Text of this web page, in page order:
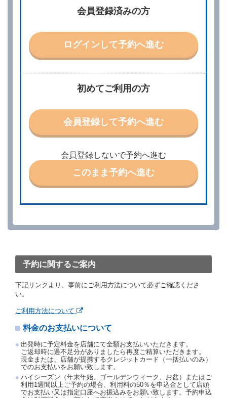
別に定める料金表等に同意のうえ、別に定める方法に
他の借受条件（以下「借受条件」といいます。）を明
示して予約の申込みを行うことができます。なお、当
社は、電話連絡並びに電子メールによる予約に応じま
責任を負わないものとします。
当社は、借受人から予約の申込みがあったときは、原
則として、当社の保有するレンタカーの範囲内で予約
特に認める場合を除き、別に定める予約申込金を支払
うものとします。
第３条（予約の変更）
ときは、あらかじめ当社の承諾を受けなければならな
いものとします。
第４条（予約の取消し等）
ができます。
を１時間以上経過してもレンタカー貸渡契約（以下
約取消手数料を当社に支払うものとし、当社は、この
予約取消手数料の支払いがあったときは、受領済の予
約申込金を借受人に返還するものとします。
当社の都合により、予約が取り消されたとき、又は貸
約申込金を返還するものとします。
若しくは当社のいずれの責にもよらない事由により貸
たものとします。この場合、当社は受領済の予約申込
金を返還するものとします。
第５条（代替レンタカー）
当社は、借受人から予約のあった車種クラスのレンタ
カーを貸し渡すことができないときは、予約と異なる
初めてご利用の方
会員登録して予約へ進む
会員登録しないで予約へ進む
このまま予約へ進む
会員登録済みの方
ログインして予約へ進む
予約に関するご案内
下記リンクより、事前にご利用方法について必ずご確認くださ
い。
ご利用方法について
料金のお支払いについて
出発時に予定料金を店舗にて全額お支払いいただきます。
ご返却時に過不足分がありましたら再度ご精算いただきます。
現金または、店舗が提携するクレジットカード（一括払いのみ）
でのお支払いをお願い致します。
ハイシーズン（年末年始、ゴールデンウィーク、お盆）またはご
利用1週間以上ご予約の場合、利用料の50％を申込金として店頭
でお支払い又は指定口座へお振込みをお願い致します。予約申込